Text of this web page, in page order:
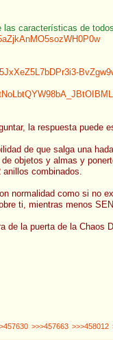
características de
la respuesta puede
de que salga una
objetos y almas y
combinados.
normalidad como si no
ti, mientras menos
de la puerta de la
>>>457663 >>>458012